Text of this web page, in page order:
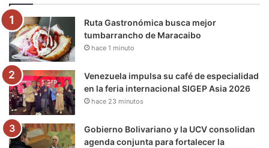
o
k
e
r
b
e
g
r
m
r
a
k
Ruta Gastronómica busca mejor
tumbarrancho de Maracaibo
hace 1 minuto
Venezuela impulsa su café de especialidad
en la feria internacional SIGEP Asia 2026
hace 23 minutos
Gobierno Bolivariano y la UCV consolidan
agenda conjunta para fortalecer la